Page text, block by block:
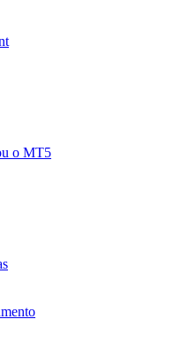
o MT5